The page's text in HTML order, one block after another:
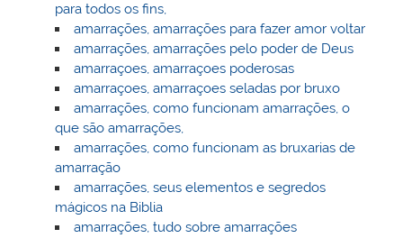
para todos os fins,
amarrações, amarrações para fazer amor voltar
amarrações, amarrações pelo poder de Deus
amarraçoes, amarraçoes poderosas
amarraçoes, amarraçoes seladas por bruxo
amarrações, como funcionam amarrações, o
que são amarrações,
amarrações, como funcionam as bruxarias de
amarração
amarrações, seus elementos e segredos
mágicos na Biblia
amarrações, tudo sobre amarrações